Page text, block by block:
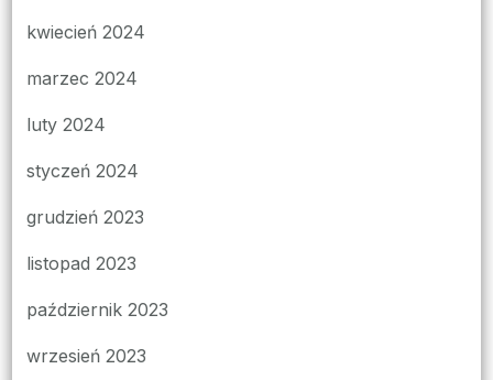
kwiecień 2024
marzec 2024
luty 2024
styczeń 2024
grudzień 2023
listopad 2023
październik 2023
wrzesień 2023